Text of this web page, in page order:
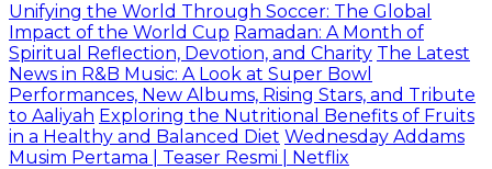
Unifying the World Through Soccer: The Global
Impact of the World Cup Ramadan: A Month of
Spiritual Reflection, Devotion, and Charity The Latest
News in R&B Music: A Look at Super Bowl
Performances, New Albums, Rising Stars, and Tribute
to Aaliyah Exploring the Nutritional Benefits of Fruits
in a Healthy and Balanced Diet Wednesday Addams
Musim Pertama | Teaser Resmi | Netflix